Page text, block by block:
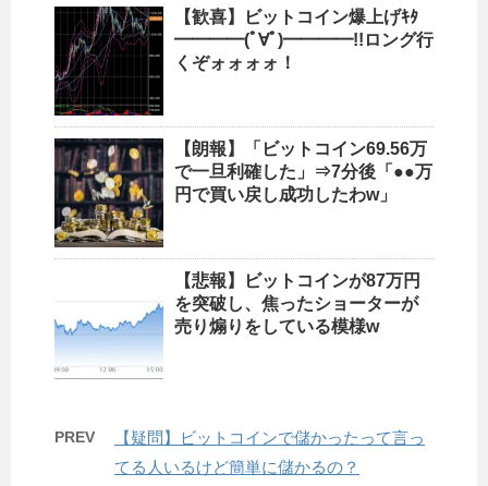
【歓喜】ビットコイン爆上げｷﾀ
━━━━(ﾟ∀ﾟ)━━━━!!ロング行
くぞォォォォ！
【朗報】「ビットコイン69.56万
で一旦利確した」⇒7分後「●●万
円で買い戻し成功したわw」
【悲報】ビットコインが87万円
を突破し、焦ったショーターが
売り煽りをしている模様w
PREV
【疑問】ビットコインで儲かったって言っ
てる人いるけど簡単に儲かるの？